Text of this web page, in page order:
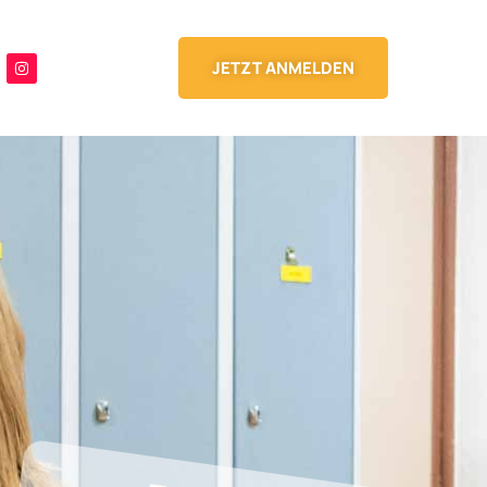
JETZT ANMELDEN